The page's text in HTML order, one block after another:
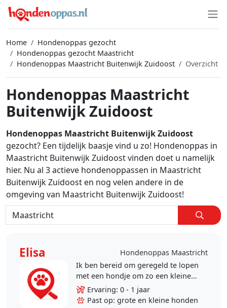
Home
Hondenoppas gezocht
Hondenoppas gezocht Maastricht
Hondenoppas Maastricht Buitenwijk Zuidoost
Overzicht
Hondenoppas Maastricht
Buitenwijk Zuidoost
Hondenoppas Maastricht Buitenwijk Zuidoost
gezocht? Een tijdelijk baasje vind u zo! Hondenoppas in
Maastricht Buitenwijk Zuidoost vinden doet u namelijk
hier. Nu al 3 actieve hondenoppassen in Maastricht
Buitenwijk Zuidoost en nog velen andere in de
omgeving van Maastricht Buitenwijk Zuidoost!
Elisa
Hondenoppas Maastricht
Ik ben bereid om geregeld te lopen
met een hondje om zo een kleine
ondersteunen te bieden.
Ervaring: 0 - 1 jaar
Past op: grote en kleine honden